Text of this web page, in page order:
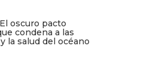
oscuro pacto
condena a las
la salud del océano